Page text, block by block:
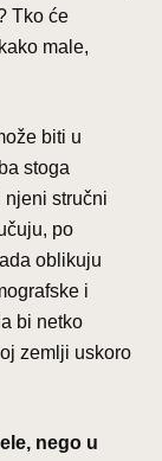
Tko će
male,
biti u
stoga
njeni stručni
po
oblikuju
i
bi netko
zemlji uskoro
nego u